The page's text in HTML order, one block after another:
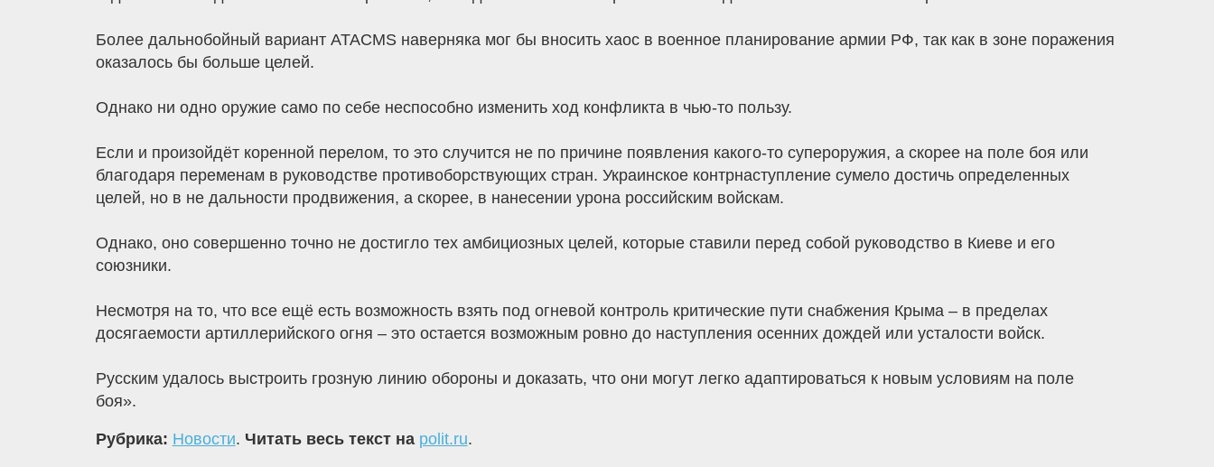
Более дальнобойный вариант ATACMS наверняка мог бы вносить хаос в военное планирование армии РФ, так как в зоне поражения
оказалось бы больше целей.
Однако ни одно оружие само по себе неспособно изменить ход конфликта в чью-то пользу.
Если и произойдёт коренной перелом, то это случится не по причине появления какого-то супероружия, а скорее на поле боя или
благодаря переменам в руководстве противоборствующих стран. Украинское контрнаступление сумело достичь определенных
целей, но в не дальности продвижения, а скорее, в нанесении урона российским войскам.
Однако, оно совершенно точно не достигло тех амбициозных целей, которые ставили перед собой руководство в Киеве и его
союзники.
Несмотря на то, что все ещё есть возможность взять под огневой контроль критические пути снабжения Крыма – в пределах
досягаемости артиллерийского огня – это остается возможным ровно до наступления осенних дождей или усталости войск.
Русским удалось выстроить грозную линию обороны и доказать, что они могут легко адаптироваться к новым условиям на поле
боя».
Рубрика: Новости. Читать весь текст на polit.ru.